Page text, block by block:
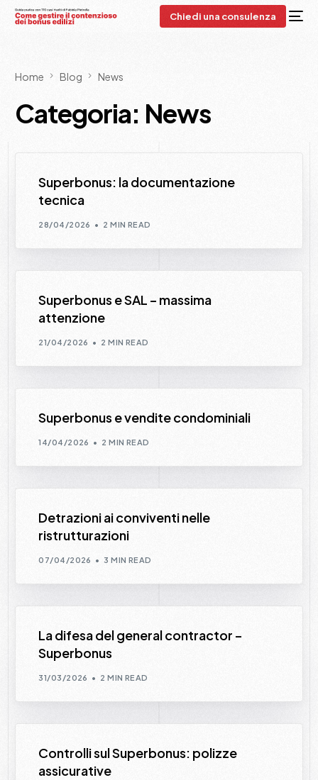
Chiedi una consulenza
Home Blog News
Categoria: News
Superbonus: la documentazione
tecnica
28/04/2026 2 MIN READ
Superbonus e SAL – massima
attenzione
21/04/2026 2 MIN READ
Superbonus e vendite condominiali
14/04/2026 2 MIN READ
Detrazioni ai conviventi nelle
ristrutturazioni
07/04/2026 3 MIN READ
La difesa del general contractor –
Superbonus
31/03/2026 2 MIN READ
Controlli sul Superbonus: polizze
assicurative